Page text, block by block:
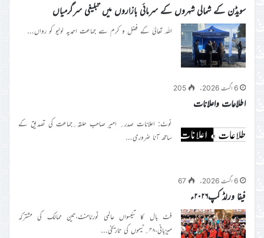
سویڈن کے شمالی شہروں کے سرمائی بازاروں میں تبلیغی سرگرمیاں
اللہ تعالیٰ کے فضل و کرم سے جماعت احمدیہ لولیو کو رواں…
6 اگست 2026ء 205
اطلاعات واعلانات
نوٹ: اعلانات صدر؍ امیر صاحب حلقہ؍جماعت کی تصدیق کے
ساتھ آنا ضروری…
6 اگست 2026ء 67
فیفا ورلڈ کپ۲۰۲۶ء
فٹ بال کا تئیسواں عالمی ٹورنامنٹ،تین ممالک کی مشترکہ
میزبانی،۴۸؍ٹیموں کی تاریخی…